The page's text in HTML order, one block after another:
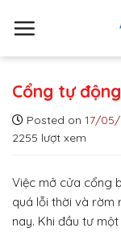
Cổng tự
Posted on 17/
2255 lượt xem
Việc mở cửa cổng
quá lỗi thời và rờm
nay. Khi đầu tư